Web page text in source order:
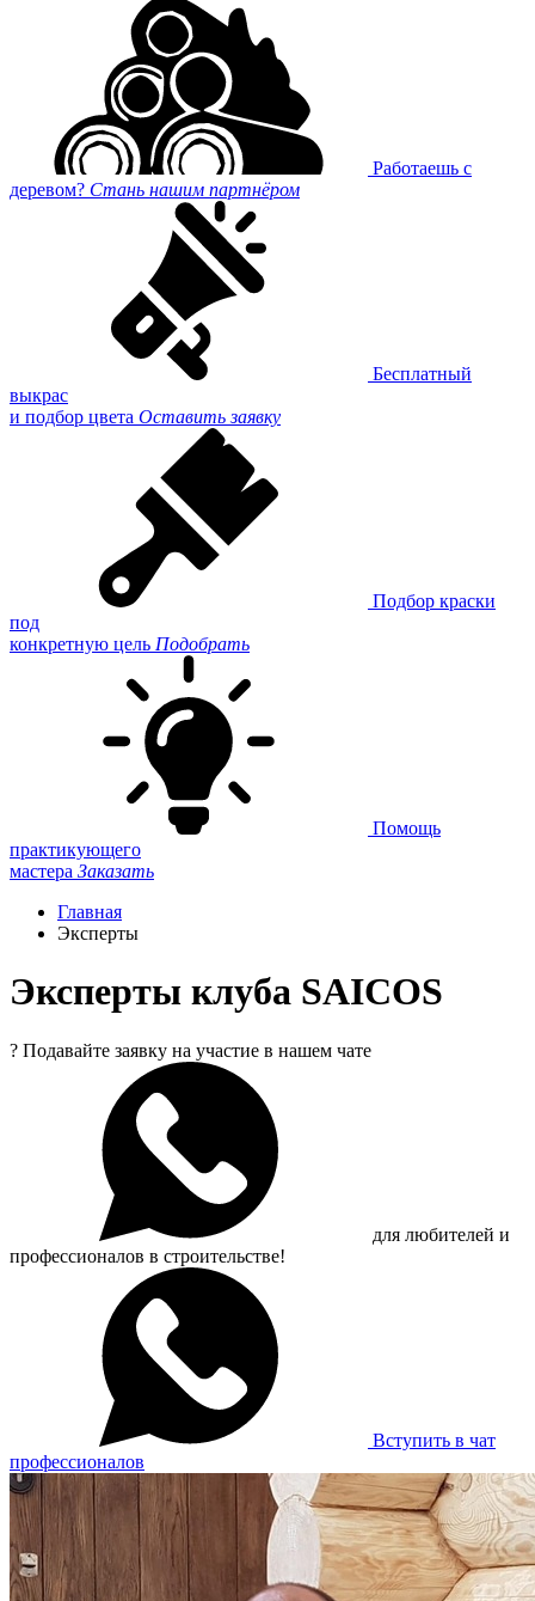
Работаешь с
деревом? Стань нашим партнёром
Бесплатный
выкрас
и подбор цвета Оставить заявку
Подбор краски
под
конкретную цель Подобрать
Помощь
практикующего
мастера Заказать
Главная
Эксперты
Эксперты клуба SAICOS
? Подавайте заявку на участие в нашем чате
для любителей и
профессионалов в строительстве!
Вступить в чат
профессионалов